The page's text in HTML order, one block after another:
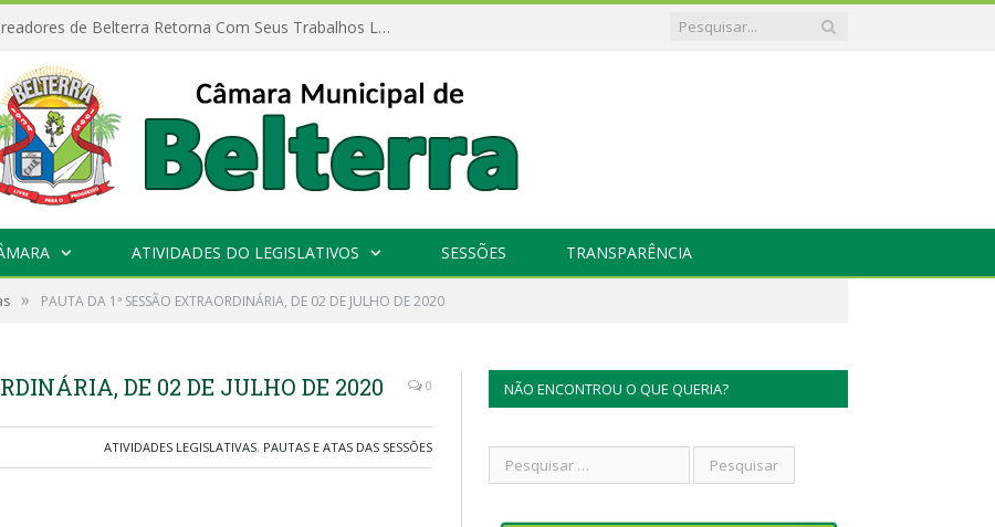
Câmara de Vereadores de Belterra Retorna Com Seus Trabalhos Legislativos
ATIVIDADES DO LEGISLATIVOS SESSÕES TRANSPARÊNCIA
» PAUTA DA 1ª SESSÃO EXTRAORDINÁRIA, DE 02 DE JULHO DE 2020
DE 02 DE JULHO DE 2020 0
ATIVIDADES LEGISLATIVAS, PAUTAS E ATAS DAS SESSÕES
NÃO ENCONTROU O QUE QUERIA?